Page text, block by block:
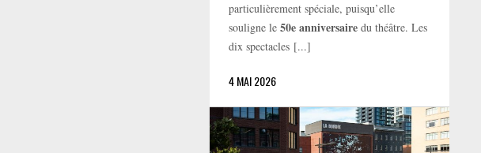
particulièrement spéciale, puisqu’elle
souligne le50e anniversaire du théâtre. Les
dix spectacles [...]
4 MAI 2026